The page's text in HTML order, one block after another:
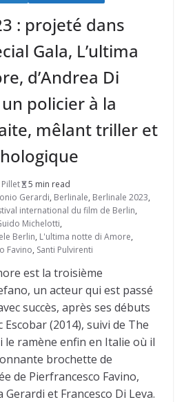
: projeté dans
Gala, L’ultima
d’Andrea Di
policier à la
mêlant triller et
5 min read
Gerardi, Berlinale, Berlinale 2023,
international du film de Berlin,
Michelotti,
Berlin, L'ultima notte di Amore,
Favino, Santi Pulvirenti
est la troisième
un acteur qui est passé
succès, après ses débuts
(2014), suivi de The
le ramène enfin en Italie où il
brochette de
de Pierfrancesco Favino,
Gerardi et Francesco Di Leva.